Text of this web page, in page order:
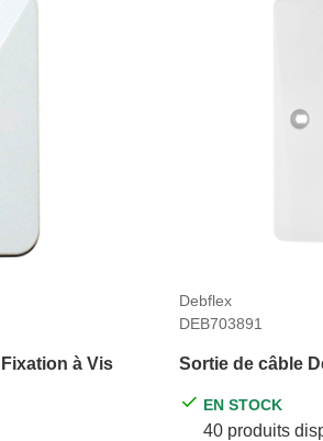
à Vis
Debflex
DEB703891
Sortie de câble
EN STOCK
40 produits